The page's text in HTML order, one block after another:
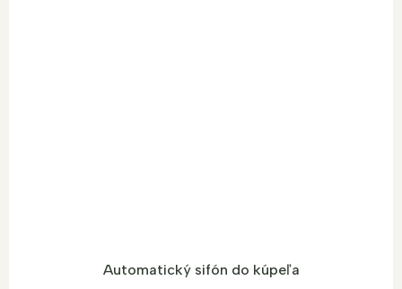
Automatický sifón do kúpeľa